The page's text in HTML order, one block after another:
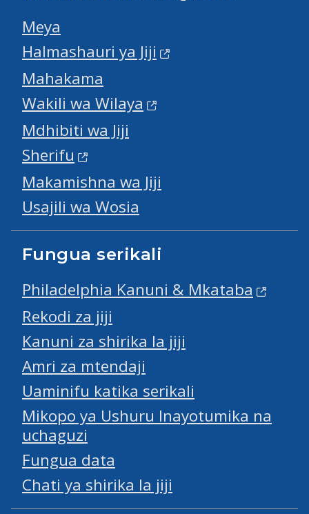
Meya
Halmashauri ya Jiji
Mahakama
Wakili wa Wilaya
Mdhibiti wa Jiji
Sherifu
Makamishna wa Jiji
Usajili wa Wosia
Fungua serikali
Philadelphia Kanuni & Mkataba
Rekodi za jiji
Kanuni za shirika la jiji
Amri za mtendaji
Uaminifu katika serikali
Mikopo ya Ushuru Inayotumika na
uchaguzi
Fungua data
Chati ya shirika la jiji